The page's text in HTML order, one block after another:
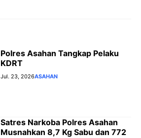
Polres Asahan Tangkap Pelaku
KDRT
Jul. 23, 2026ASAHAN
Satres Narkoba Polres Asahan
Musnahkan 8,7 Kg Sabu dan 772